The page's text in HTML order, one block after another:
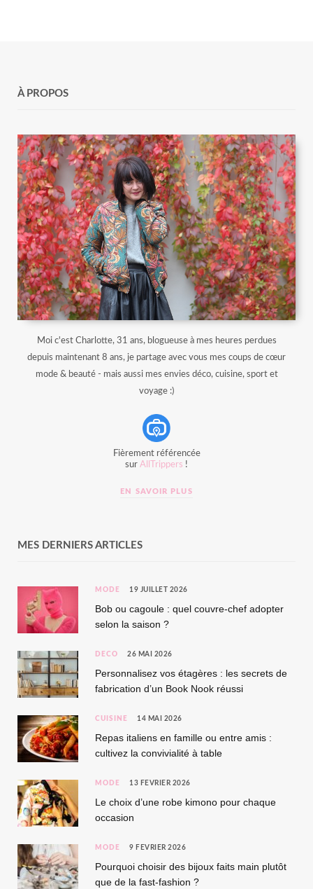
À PROPOS
Moi c'est Charlotte, 31 ans, blogueuse à mes heures perdues
depuis maintenant 8 ans, je partage avec vous mes coups de cœur
mode & beauté - mais aussi mes envies déco, cuisine, sport et
voyage :)
Fièrement référencée
sur AllTrippers !
EN SAVOIR PLUS
MES DERNIERS ARTICLES
MODE 19 JUILLET 2026
Bob ou cagoule : quel couvre-chef adopter
selon la saison ?
DÉCO 26 MAI 2026
Personnalisez vos étagères : les secrets de
fabrication d’un Book Nook réussi
CUISINE 14 MAI 2026
Repas italiens en famille ou entre amis :
cultivez la convivialité à table
MODE 13 FÉVRIER 2026
Le choix d’une robe kimono pour chaque
occasion
MODE 9 FÉVRIER 2026
Pourquoi choisir des bijoux faits main plutôt
que de la fast-fashion ?